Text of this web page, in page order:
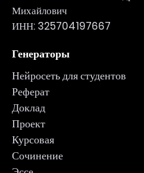
Михайлович
ИНН: 325704197667
Генераторы
Нейросеть для студентов
Реферат
Доклад
Проект
Курсовая
Сочинение